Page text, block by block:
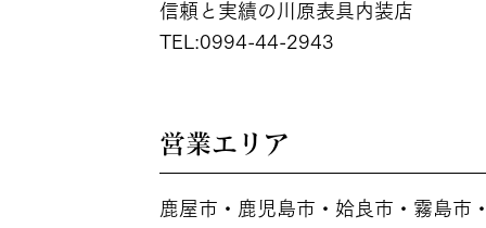
信頼と実績の川原表具内装店
TEL:0994-44-2943
営業エリア
鹿屋市・鹿児島市・姶良市・霧島市